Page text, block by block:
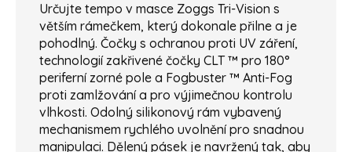
Určujte tempo v masce Zoggs Tri-Vision s
větším rámečkem, který dokonale přilne a je
pohodlný. Čočky s ochranou proti UV záření,
technologií zakřivené čočky CLT ™ pro 180°
periferní zorné pole a Fogbuster ™ Anti-Fog
proti zamlžování a pro výjimečnou kontrolu
vlhkosti. Odolný silikonový rám vybavený
mechanismem rychlého uvolnění pro snadnou
manipulaci. Dělený pásek je navržený tak, aby